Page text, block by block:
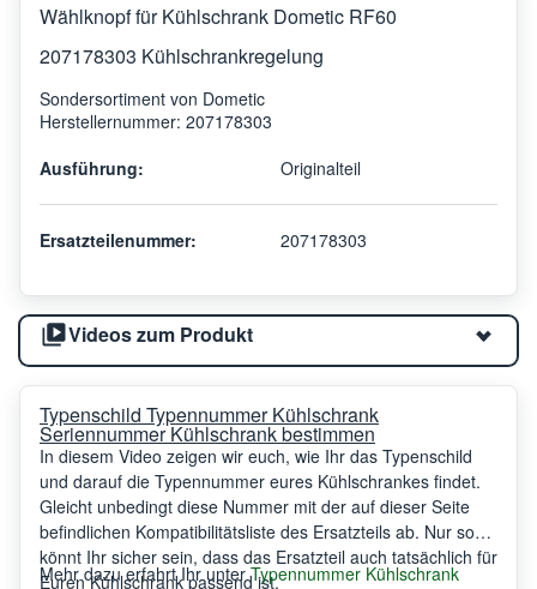
Wählknopf für Kühlschrank Dometic RF60
207178303 Kühlschrankregelung
Sondersortiment von Dometic
Herstellernummer: 207178303
Ausführung:
Originalteil
Ersatzteilenummer: 207178303
Videos zum Produkt
Typenschild Typennummer Kühlschrank
Seriennummer Kühlschrank bestimmen
In diesem Video zeigen wir euch, wie Ihr das Typenschild
und darauf die Typennummer eures Kühlschrankes findet.
Gleicht unbedingt diese Nummer mit der auf dieser Seite
befindlichen Kompatibilitätsliste des Ersatzteils ab. Nur so
könnt Ihr sicher sein, dass das Ersatzteil auch tatsächlich für
Euren Kühlschrank passend ist.
Mehr dazu erfahrt Ihr unterTypennummer Kühlschrank